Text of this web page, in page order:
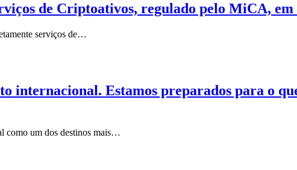
de Criptoativos, regulado pelo MiCA,
serviços de…
internacional. Estamos preparados para o
como um dos destinos mais…